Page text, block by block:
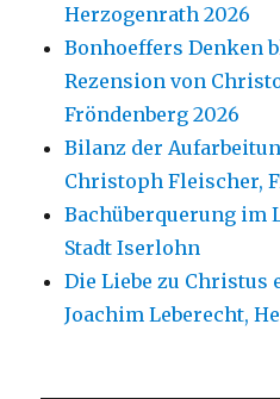
Herzogenrath 2026
Bonhoeffers Denken
Rezension von
Fröndenberg 2026
Bilanz der
Christoph Fleischer,
Bachüberquerung im
Stadt Iserlohn
Die Liebe zu Christus
Joachim Leberecht,